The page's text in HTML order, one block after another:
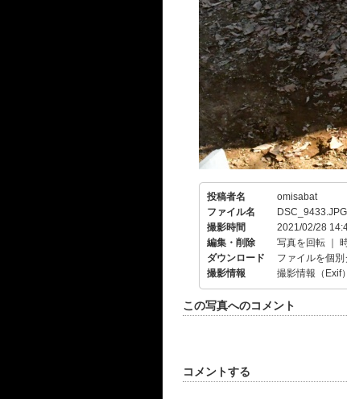
投稿者名
omisabat
ファイル名
DSC_9433.JPG
撮影時間
2021/02/28
編集・削除
写真を回転
ダウンロード
ファイルを個
撮影情報
撮影情報（Exif
この写真へのコメント
コメントする